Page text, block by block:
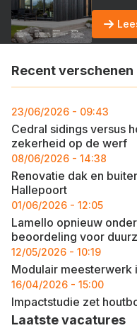
Recent verschenen
23/06/2026 - 09:43
Cedral sidings versus
zekerheid op de werf
08/06/2026 - 14:38
Renovatie dak en
Hallepoort
01/06/2026 - 12:05
Lamello opnieuw
beoordeling voor
12/05/2026 - 10:19
Modulair meesterwerk
16/04/2026 - 15:00
Impactstudie zet
Laatste vacatures